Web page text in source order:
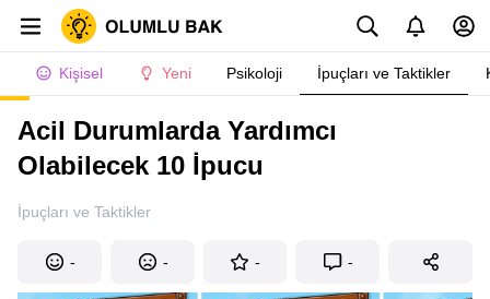
Kişisel Yeni Psikoloji İpuçları ve Taktikler
Acil Durumlarda Yardımcı
Olabilecek 10 İpucu
İpuçları ve Taktikler
- - - -